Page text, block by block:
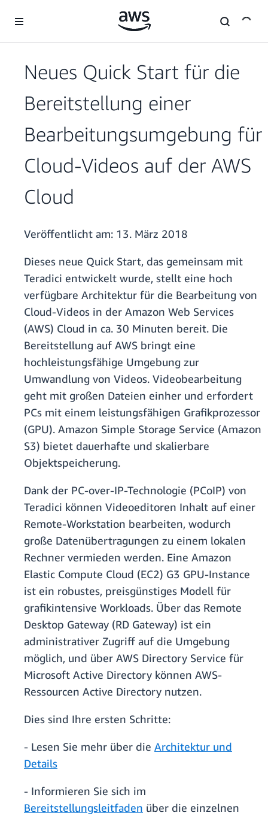
Überspringen zum Hauptinhalt
Neues Quick Start für die
Bereitstellung einer
Bearbeitungsumgebung für
Cloud-Videos auf der AWS
Cloud
Veröffentlicht am: 13. März 2018
Dieses neue Quick Start, das gemeinsam mit
Teradici entwickelt wurde, stellt eine hoch
verfügbare Architektur für die Bearbeitung von
Cloud-Videos in der Amazon Web Services
(AWS) Cloud in ca. 30 Minuten bereit. Die
Bereitstellung auf AWS bringt eine
hochleistungsfähige Umgebung zur
Umwandlung von Videos. Videobearbeitung
geht mit großen Dateien einher und erfordert
PCs mit einem leistungsfähigen Grafikprozessor
(GPU). Amazon Simple Storage Service (Amazon
S3) bietet dauerhafte und skalierbare
Objektspeicherung.
Dank der PC-over-IP-Technologie (PCoIP) von
Teradici können Videoeditoren Inhalt auf einer
Remote-Workstation bearbeiten, wodurch
große Datenübertragungen zu einem lokalen
Rechner vermieden werden. Eine Amazon
Elastic Compute Cloud (EC2) G3 GPU-Instance
ist ein robustes, preisgünstiges Modell für
grafikintensive Workloads. Über das Remote
Desktop Gateway (RD Gateway) ist ein
administrativer Zugriff auf die Umgebung
möglich, und über AWS Directory Service für
Microsoft Active Directory können AWS-
Ressourcen Active Directory nutzen.
Dies sind Ihre ersten Schritte:
- Lesen Sie mehr über die Architektur und
Details
- Informieren Sie sich im
Bereitstellungsleitfaden über die einzelnen